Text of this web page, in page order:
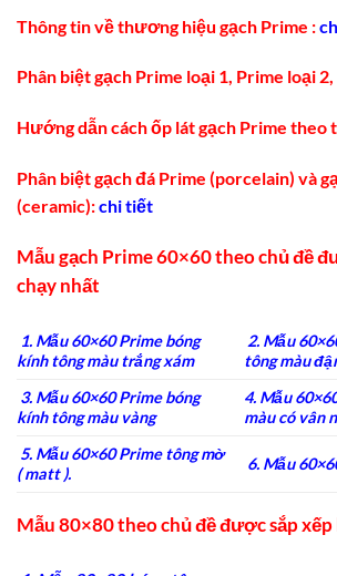
Thông tin về thương hiệu gạch Prime :
Phân biệt gạch Prime loại 1, Prime loại
Hướng dẫn cách ốp lát gạch Prime theo
Phân biệt gạch đá Prime (porcelain) và
(ceramic):chi tiết
Mẫu gạch Prime 60×60 theo chủ đề
chạy nhất
1. Mẫu 60×60 Prime bóng
kính tông màu trắng xám
2. Mẫu
tông màu
3. Mẫu 60×60 Prime bóng
kính tông màu vàng
4. Mẫu
màu có vân
5. Mẫu 60×60 Prime tông mờ
( matt ).
6. Mẫu
Mẫu 80×80 theo chủ đề được sắp